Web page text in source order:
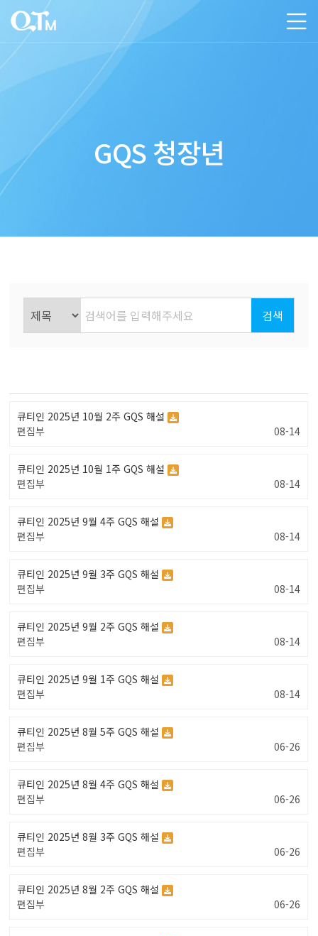
GQS 청장년
검색
큐티인 2025년 10월 2주 GQS 해설
편집부
08-14
큐티인 2025년 10월 1주 GQS 해설
편집부
08-14
큐티인 2025년 9월 4주 GQS 해설
편집부
08-14
큐티인 2025년 9월 3주 GQS 해설
편집부
08-14
큐티인 2025년 9월 2주 GQS 해설
편집부
08-14
큐티인 2025년 9월 1주 GQS 해설
편집부
08-14
큐티인 2025년 8월 5주 GQS 해설
편집부
06-26
큐티인 2025년 8월 4주 GQS 해설
편집부
06-26
큐티인 2025년 8월 3주 GQS 해설
편집부
06-26
큐티인 2025년 8월 2주 GQS 해설
편집부
06-26